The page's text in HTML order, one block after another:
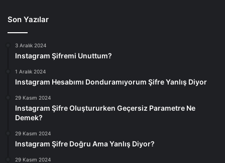
Son Yazılar
3 Aralık 2024
Instagram Şifremi Unuttum?
1 Aralık 2024
Instagram Hesabımı Donduramıyorum Şifre Yanlış Diyor
29 Kasım 2024
Instagram Şifre Oluştururken Geçersiz Parametre Ne
Demek?
29 Kasım 2024
Instagram Şifre Doğru Ama Yanlış Diyor?
29 Kasım 2024